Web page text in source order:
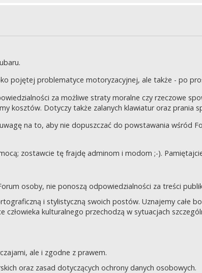
pojętej problematyce motoryzacyjnej, ale także - po
za możliwe straty moralne czy rzeczowe
kosztów. Dotyczy także zalanych klawiatur oraz prania
na to, aby nie dopuszczać do powstawania wśród
zostawcie tę frajdę adminom i modom ;-).
osoby, nie ponoszą odpowiedzialności za treści
i stylistyczną swoich postów. Uznajemy całe
kulturalnego przechodzą w sytuacjach
ale i zgodne z prawem.
oraz zasad dotyczących ochrony danych osobowych.